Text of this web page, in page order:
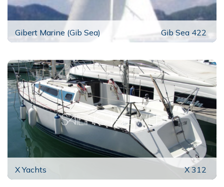
Gibert Marine (Gib Sea) Gib Sea 422
X Yachts X 312